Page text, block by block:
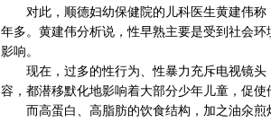
对此，顺德妇幼保健院的儿科医生黄建伟称
年多。黄建伟分析说，性早熟主要是受到社会
影响。
现在，过多的性行为、性暴力充斥电视镜头
容，都潜移默化地影响着大部分少年儿童，促使
而高蛋白、高脂肪的饮食结构，加之油氽煎